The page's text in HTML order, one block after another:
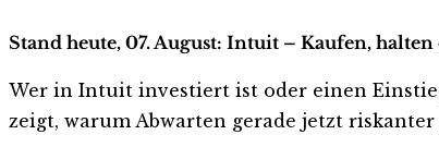
Stand heute, 07. August: Intuit – Kaufen,
Wer in Intuit investiert ist oder einen
zeigt, warum Abwarten gerade jetzt